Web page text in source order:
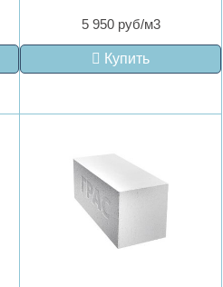
5 950 руб/м3
Купить